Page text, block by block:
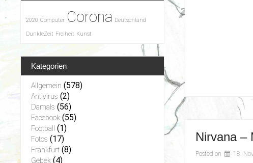
Nirvana –
Posted on 18.
2020 Computer Corona Deutschland
DunkleZeit Freiheit Kunst
Kategorien
Allgemein (578)
Antivirus (2)
Damals (56)
Facebook (55)
Football (1)
Fotos (17)
Frankfurt (8)
Gebek (4)